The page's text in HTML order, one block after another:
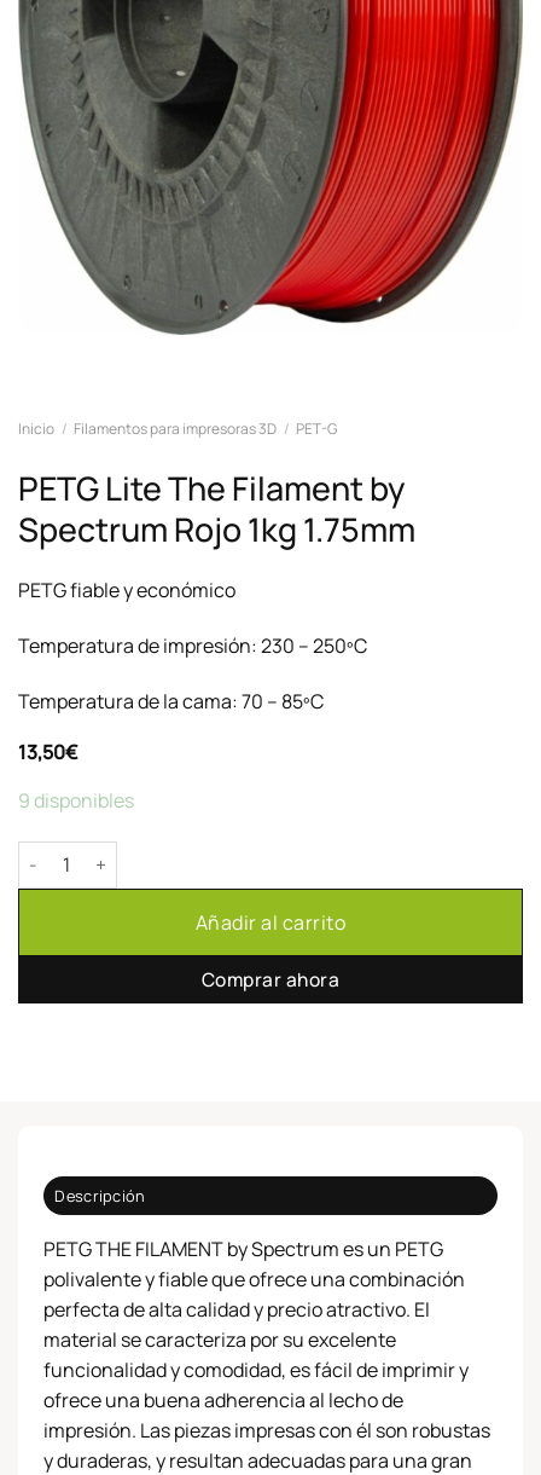
Inicio / Filamentos para impresoras 3D / PET-G
PETG Lite The Filament by
Spectrum Rojo 1kg 1.75mm
PETG fiable y económico
Temperatura de impresión: 230 – 250ºC
Temperatura de la cama: 70 – 85ºC
13,50€
9 disponibles
PETG Lite The Filament by Spectrum Rojo 1kg 1.75mm cantidad
Añadir al carrito
Comprar ahora
Descripción
PETG THE FILAMENT by Spectrum es un PETG
polivalente y fiable que ofrece una combinación
perfecta de alta calidad y precio atractivo. El
material se caracteriza por su excelente
funcionalidad y comodidad, es fácil de imprimir y
ofrece una buena adherencia al lecho de
impresión. Las piezas impresas con él son robustas
y duraderas, y resultan adecuadas para una gran